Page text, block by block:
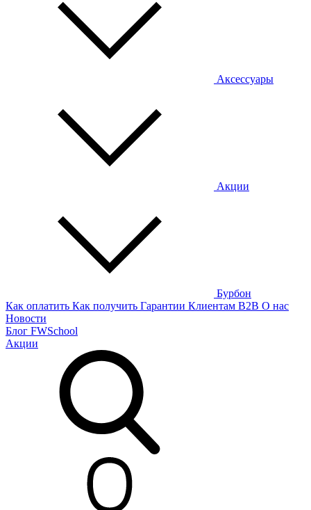
Аксессуары
Акции
Бурбон
Как оплатить Как получить Гарантии Клиентам B2B О нас
Новости
Блог FWSchool
Акции